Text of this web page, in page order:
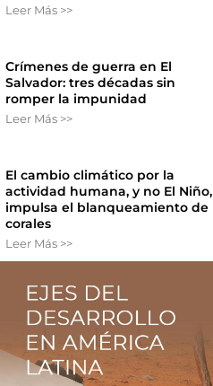
Leer Más >>
Crímenes de guerra en El
Salvador: tres décadas sin
romper la impunidad
Leer Más >>
El cambio climático por la
actividad humana, y no El Niño,
impulsa el blanqueamiento de
corales
Leer Más >>